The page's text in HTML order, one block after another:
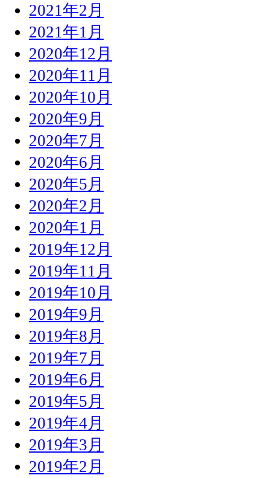
2021年2月
2021年1月
2020年12月
2020年11月
2020年10月
2020年9月
2020年7月
2020年6月
2020年5月
2020年2月
2020年1月
2019年12月
2019年11月
2019年10月
2019年9月
2019年8月
2019年7月
2019年6月
2019年5月
2019年4月
2019年3月
2019年2月